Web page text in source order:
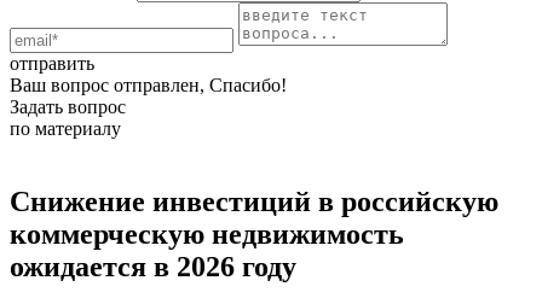
отправить
Ваш вопрос отправлен, Спасибо!
Задать вопрос
по материалу
Снижение инвестиций в российскую
коммерческую недвижимость
ожидается в 2026 году